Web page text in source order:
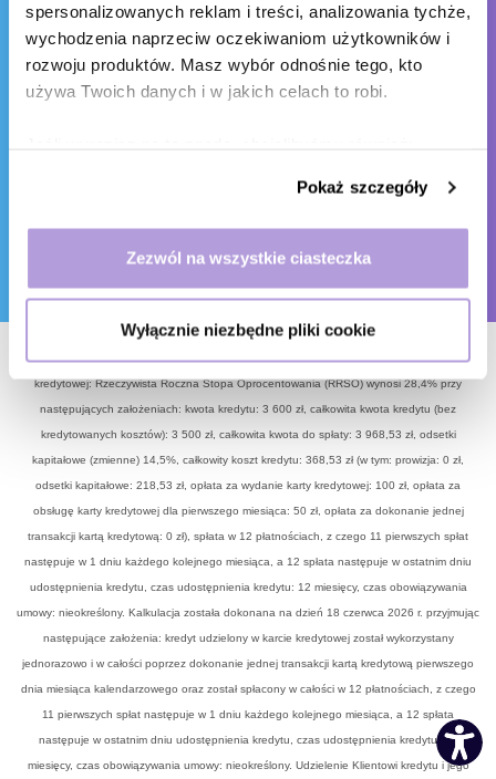
spersonalizowanych reklam i treści, analizowania tychże,
wychodzenia naprzeciw oczekiwaniom użytkowników i
rozwoju produktów. Masz wybór odnośnie tego, kto
używa Twoich danych i w jakich celach to robi.
geograficznej z dokładnością nawet do kilku metrów
Identyfikować Twoje urządzenie, aktywnie analizując
charakteryzującego je zbiory danych (fingerprinting,
dane są przetwarzane oraz ustaw własne preferencje w
sekcji szczegółów. W Deklaracji plików cookie możesz
zmienić lub wycofać swoją zgodę w dowolnej chwili.
Wykorzystujemy pliki cookie do spersonalizowania treści
i reklam, aby oferować funkcje społecznościowe i
analizować ruch w naszej witrynie. Informacje o tym, jak
otrzymanymi od Ciebie lub uzyskanymi podczas
korzystania z ich usług. Kontynuując korzystanie z
naszej witryny, zgadasz się na używanie plików
cookie.Polityka Cookies.Polityka Prywatności.
Pokaż szczegóły
Zezwól na wszystkie ciasteczka
Wyłącznie niezbędne pliki cookie
AXI CARD
WNIOSEK O KARTĘ
14
ZARZĄDZANIE KARTĄ AXI
Przykład reprezentatywny dla produktu AXI Card Smart - kredyt konsumencki w karcie
kredytowej: Rzeczywista Roczna Stopa Oprocentowania (RRSO) wynosi 28,4% przy
następujących założeniach: kwota kredytu: 3 600 zł, całkowita kwota kredytu (bez
kredytowanych kosztów): 3 500 zł, całkowita kwota do spłaty: 3 968,53 zł, odsetki
kapitałowe (zmienne) 14,5%, całkowity koszt kredytu: 368,53 zł (w tym: prowizja: 0 zł,
odsetki kapitałowe: 218,53 zł, opłata za wydanie karty kredytowej: 100 zł, opłata za
obsługę karty kredytowej dla pierwszego miesiąca: 50 zł, opłata za dokonanie jednej
transakcji kartą kredytową: 0 zł), spłata w 12 płatnościach, z czego 11 pierwszych spłat
następuje w 1 dniu każdego kolejnego miesiąca, a 12 spłata następuje w ostatnim dniu
udostępnienia kredytu, czas udostępnienia kredytu: 12 miesięcy, czas obowiązywania
umowy: nieokreślony. Kalkulacja została dokonana na dzień 18 czerwca 2026 r. przyjmując
następujące założenia: kredyt udzielony w karcie kredytowej został wykorzystany
jednorazowo i w całości poprzez dokonanie jednej transakcji kartą kredytową pierwszego
dnia miesiąca kalendarzowego oraz został spłacony w całości w 12 płatnościach, z czego
11 pierwszych spłat następuje w 1 dniu każdego kolejnego miesiąca, a 12 spłata
następuje w ostatnim dniu udostępnienia kredytu, czas udostępnienia kredytu: 12
miesięcy, czas obowiązywania umowy: nieokreślony. Udzielenie Klientowi kredytu i jego